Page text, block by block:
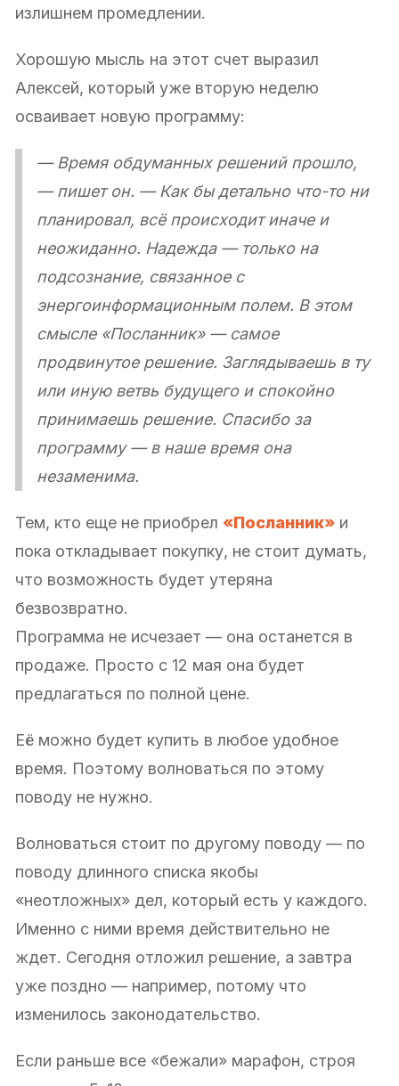
излишнем промедлении.
Хорошую мысль на этот счет выразил
Алексей, который уже вторую неделю
осваивает новую программу:
— Время обдуманных решений прошло,
— пишет он. — Как бы детально что-то ни
планировал, всё происходит иначе и
неожиданно. Надежда — только на
подсознание, связанное с
энергоинформационным полем. В этом
смысле «Посланник» — самое
продвинутое решение. Заглядываешь в ту
или иную ветвь будущего и спокойно
принимаешь решение. Спасибо за
программу — в наше время она
незаменима.
Тем, кто еще не приобрел «Посланник» и
пока откладывает покупку, не стоит думать,
что возможность будет утеряна
безвозвратно.
Программа не исчезает — она останется в
продаже. Просто с 12 мая она будет
предлагаться по полной цене.
Её можно будет купить в любое удобное
время. Поэтому волноваться по этому
поводу не нужно.
Волноваться стоит по другому поводу — по
поводу длинного списка якобы
«неотложных» дел, который есть у каждого.
Именно с ними время действительно не
ждет. Сегодня отложил решение, а завтра
уже поздно — например, потому что
изменилось законодательство.
Если раньше все «бежали» марафон, строя